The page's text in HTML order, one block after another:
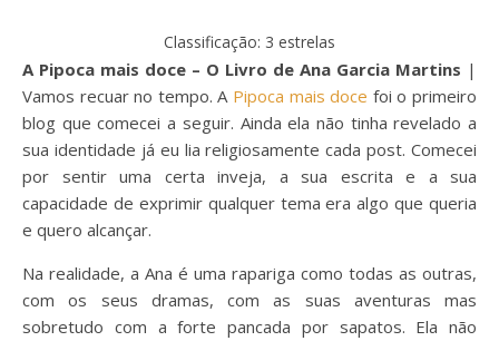
Classificação: 3 estrelas
A Pipoca mais doce – O Livro de Ana Garcia Martins |
Vamos recuar no tempo. A Pipoca mais doce foi o primeiro
blog que comecei a seguir. Ainda ela não tinha revelado a
sua identidade já eu lia religiosamente cada post. Comecei
por sentir uma certa inveja, a sua escrita e a sua
capacidade de exprimir qualquer tema era algo que queria
e quero alcançar.
Na realidade, a Ana é uma rapariga como todas as outras,
com os seus dramas, com as suas aventuras mas
sobretudo com a forte pancada por sapatos. Ela não